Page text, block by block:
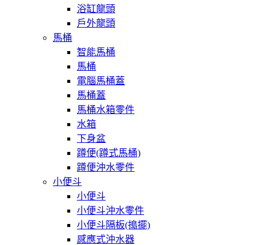
浴缸龍頭
戶外龍頭
馬桶
智能馬桶
馬桶
電腦馬桶蓋
馬桶蓋
馬桶水箱零件
水箱
下身盆
蹲便(蹲式馬桶)
蹲便沖水零件
小便斗
小便斗
小便斗沖水零件
小便斗隔板(搗擺)
感應式沖水器